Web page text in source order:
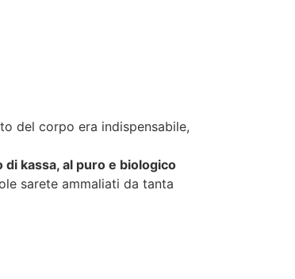
del corpo era indispensabile,
di kassa, al puro e biologico
sarete ammaliati da tanta